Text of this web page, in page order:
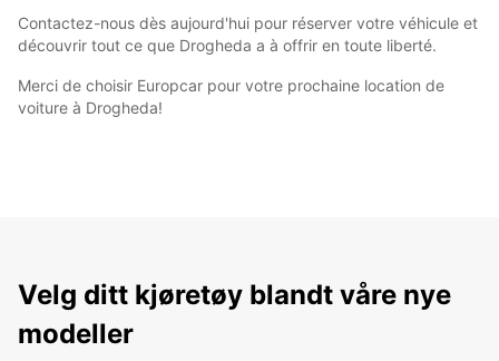
Contactez-nous dès aujourd'hui pour réserver votre véhicule et
découvrir tout ce que Drogheda a à offrir en toute liberté.
Merci de choisir Europcar pour votre prochaine location de
voiture à Drogheda!
Velg ditt kjøretøy blandt våre nye
modeller